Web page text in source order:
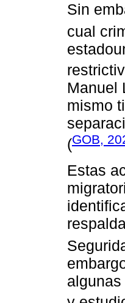
Sin
cual
Manuel
mismo
(GOB,
Estas